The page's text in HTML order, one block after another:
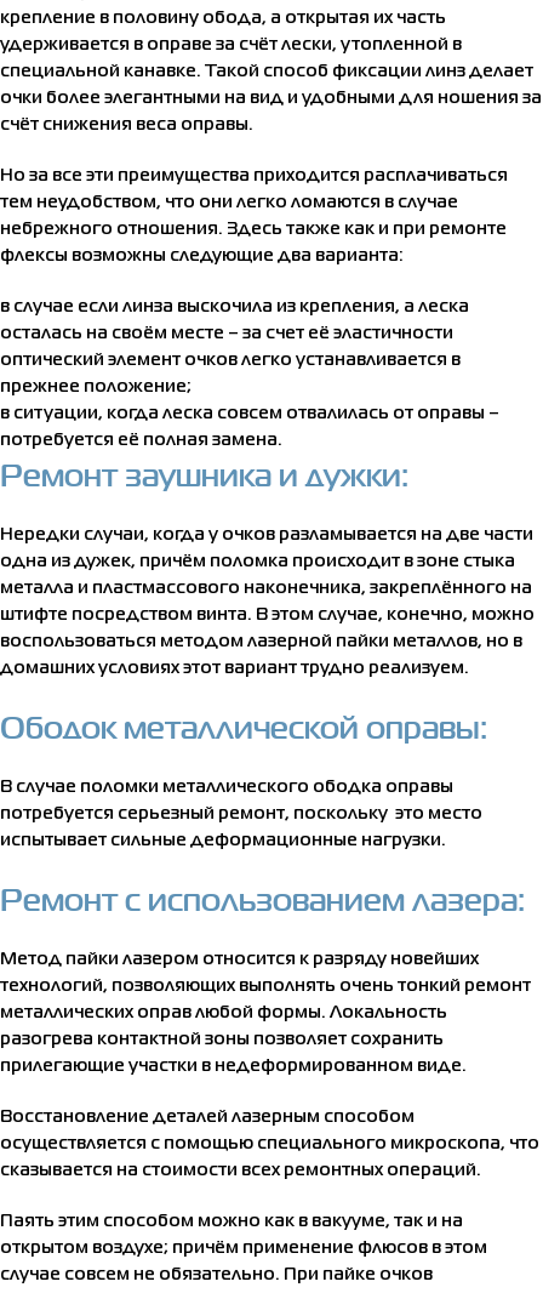
крепление в половину обода, а открытая их часть
удерживается в оправе за счёт лески, утопленной в
специальной канавке. Такой способ фиксации линз делает
очки более элегантными на вид и удобными для ношения за
счёт снижения веса оправы.
Но за все эти преимущества приходится расплачиваться
тем неудобством, что они легко ломаются в случае
небрежного отношения. Здесь также как и при ремонте
флексы возможны следующие два варианта:
в случае если линза выскочила из крепления, а леска
осталась на своём месте – за счет её эластичности
оптический элемент очков легко устанавливается в
прежнее положение;
в ситуации, когда леска совсем отвалилась от оправы –
потребуется её полная замена.
Ремонт заушника и дужки:
Нередки случаи, когда у очков разламывается на две части
одна из дужек, причём поломка происходит в зоне стыка
металла и пластмассового наконечника, закреплённого на
штифте посредством винта. В этом случае, конечно, можно
воспользоваться методом лазерной пайки металлов, но в
домашних условиях этот вариант трудно реализуем.
Ободок металлической оправы:
В случае поломки металлического ободка оправы
потребуется серьезный ремонт, поскольку это место
испытывает сильные деформационные нагрузки.
Ремонт с использованием лазера:
Метод пайки лазером относится к разряду новейших
технологий, позволяющих выполнять очень тонкий ремонт
металлических оправ любой формы. Локальность
разогрева контактной зоны позволяет сохранить
прилегающие участки в недеформированном виде.
Восстановление деталей лазерным способом
осуществляется с помощью специального микроскопа, что
сказывается на стоимости всех ремонтных операций.
Паять этим способом можно как в вакууме, так и на
открытом воздухе; причём применение флюсов в этом
случае совсем не обязательно. При пайке очков